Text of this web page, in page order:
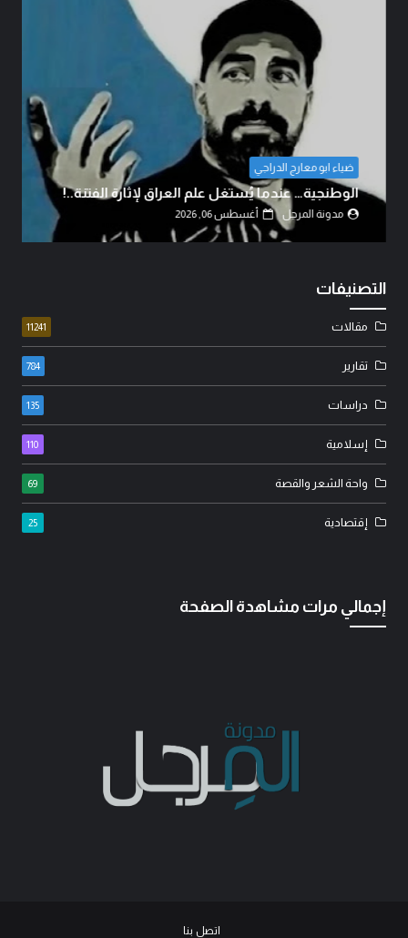
ضياء ابو معارج الدراجي
الوطنجية… عندما يُستغل علم العراق لإثارة الفتنة..!
مدونة المرجل أغسطس 06, 2026
التصنيفات
مقالات 11241
تقارير 784
دراسات 135
إسلامية 110
واحة الشعر والقصة 69
إقتصادية 25
إجمالي مرات مشاهدة الصفحة
اتصل بنا